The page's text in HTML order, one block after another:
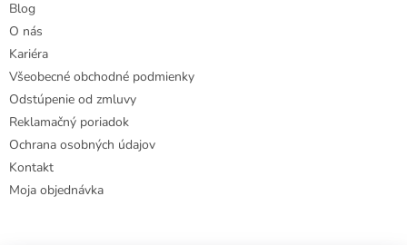
Blog
O nás
Kariéra
Všeobecné obchodné podmienky
Odstúpenie od zmluvy
Reklamačný poriadok
Ochrana osobných údajov
Kontakt
Moja objednávka